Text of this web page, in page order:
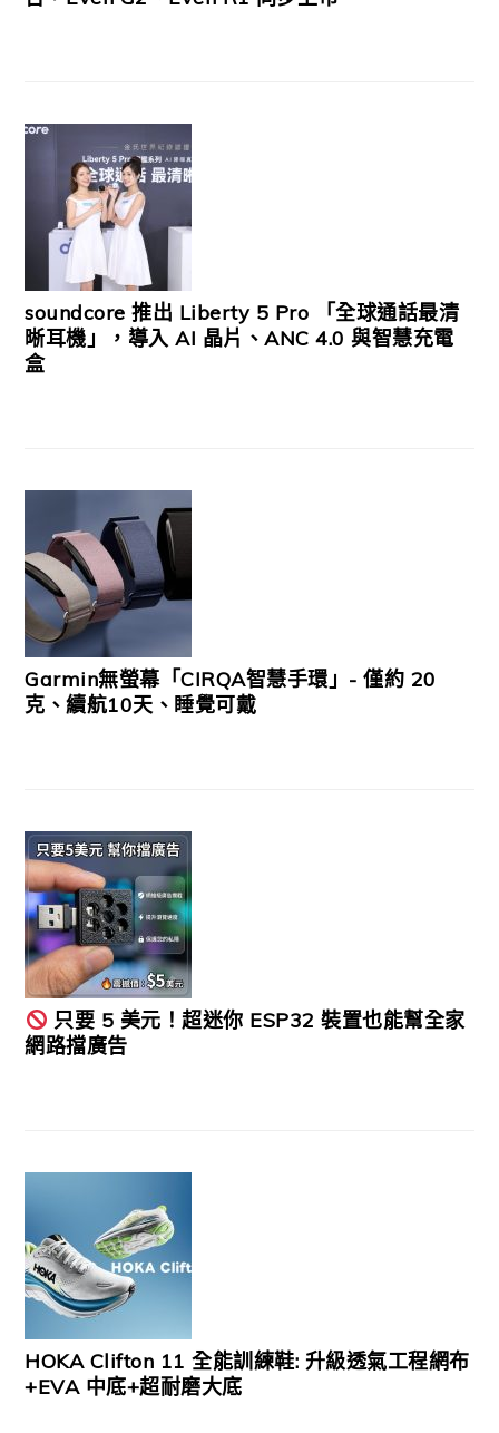
soundcore 推出 Liberty 5 Pro 「全球通話最清
晰耳機」，導入 AI 晶片、ANC 4.0 與智慧充電
盒
Garmin無螢幕「CIRQA智慧手環」- 僅約 20
克、續航10天、睡覺可戴
只要 5 美元！超迷你 ESP32 裝置也能幫全家
網路擋廣告
HOKA Clifton 11 全能訓練鞋: 升級透氣工程網布
+EVA 中底+超耐磨大底